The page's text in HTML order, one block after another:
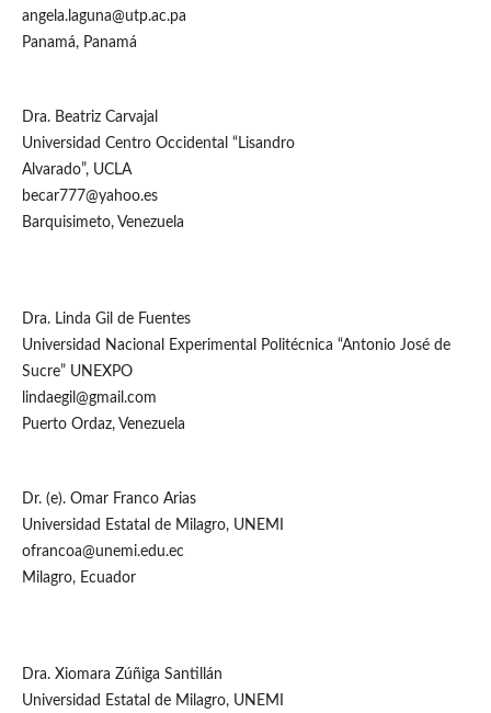
angela.laguna@utp.ac.pa
Panamá, Panamá
Dra. Beatriz Carvajal
Universidad Centro Occidental “Lisandro
Alvarado”, UCLA
becar777@yahoo.es
Barquisimeto, Venezuela
Dra. Linda Gil de Fuentes
Universidad Nacional Experimental Politécnica “Antonio José de
Sucre” UNEXPO
lindaegil@gmail.com
Puerto Ordaz, Venezuela
Dr. (e). Omar Franco Arias
Universidad Estatal de Milagro, UNEMI
ofrancoa@unemi.edu.ec
Milagro, Ecuador
Dra. Xiomara Zúñiga Santillán
Universidad Estatal de Milagro, UNEMI